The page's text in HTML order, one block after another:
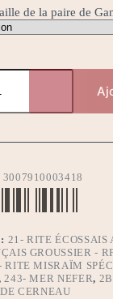
de la paire de
3007910003418
21- RITE ÉCOSSAIS
GROUSSIER -
RITE MISRAÏM
243- MER NEFER,
CERNEAU